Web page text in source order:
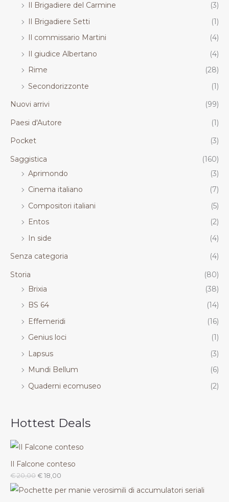
Il Brigadiere del Carmine
(3)
Il Brigadiere Setti
(1)
Il commissario Martini
(4)
Il giudice Albertano
(4)
Rime
(28)
Secondorizzonte
(1)
Nuovi arrivi
(99)
Paesi d'Autore
(1)
Pocket
(3)
Saggistica
(160)
Aprimondo
(3)
Cinema italiano
(7)
Compositori italiani
(5)
Entos
(2)
In side
(4)
Senza categoria
(4)
Storia
(80)
Brixia
(38)
BS 64
(14)
Effemeridi
(16)
Genius loci
(1)
Lapsus
(3)
Mundi Bellum
(6)
Quaderni ecomuseo
(2)
Hottest Deals
Il Falcone conteso
€20,00 € 18,00